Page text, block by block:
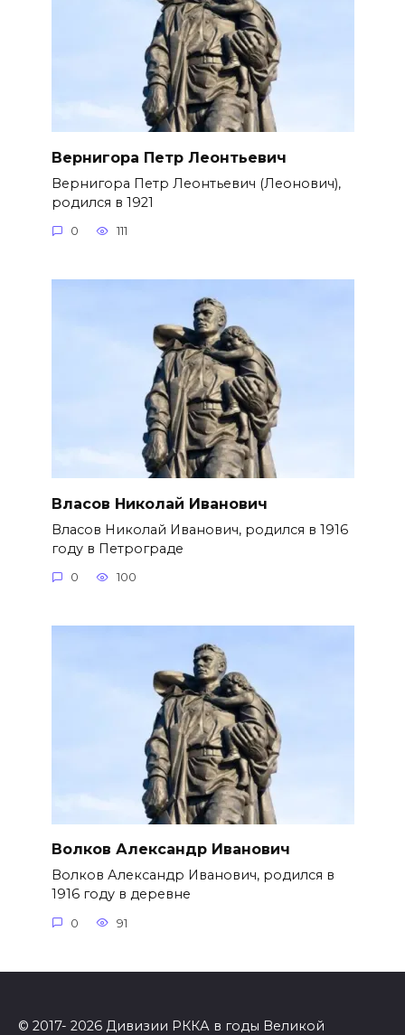
Вернигора Петр Леонтьевич
Вернигора Петр Леонтьевич (Леонович),
родился в 1921
0 111
Власов Николай Иванович
Власов Николай Иванович, родился в 1916
году в Петрограде
0 100
Волков Александр Иванович
Волков Александр Иванович, родился в
1916 году в деревне
0 91
© 2017- 2026 Дивизии РККА в годы Великой